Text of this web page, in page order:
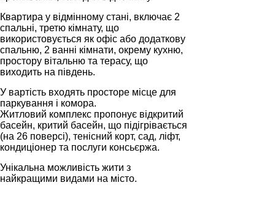
Квартира у відмінному стані, включає 2
спальні, третю кімнату, що
використовується як офіс або додаткову
спальню, 2 ванні кімнати, окрему кухню,
простору вітальню та терасу, що
виходить на південь.
У вартість входять просторе місце для
паркування і комора.
Житловий комплекс пропонує відкритий
басейн, критий басейн, що підігрівається
(на 26 поверсі), тенісний корт, сад, ліфт,
кондиціонер та послуги консьєржа.
Унікальна можливість жити з
найкращими видами на місто.